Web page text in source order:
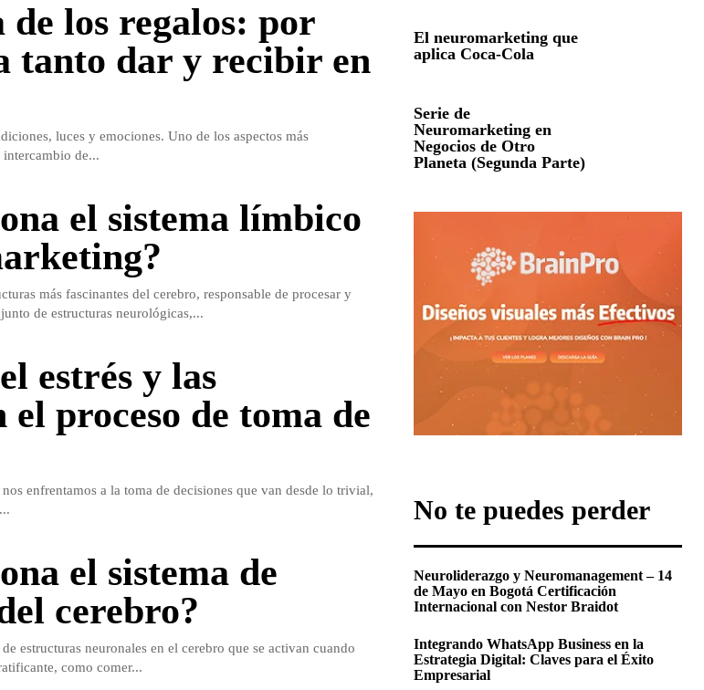
de los regalos: por
tanto dar y recibir en
luces y emociones. Uno de los aspectos más
intercambio de...
el sistema límbico
más fascinantes del cerebro, responsable de procesar y
de estructuras neurológicas,...
estrés y las
el proceso de toma de
enfrentamos a la toma de decisiones que van desde lo trivial,
el sistema de
cerebro?
estructuras neuronales en el cerebro que se activan cuando
como comer...
El neuromarketing que
aplica Coca-Cola
Serie de
Neuromarketing en
Negocios de Otro
Planeta (Segunda Parte)
No te puedes perder
Neuroliderazgo y Neuromanagement – 14
de Mayo en Bogotá Certificación
Internacional con Nestor Braidot
Integrando WhatsApp Business en la
Estrategia Digital: Claves para el Éxito
Empresarial